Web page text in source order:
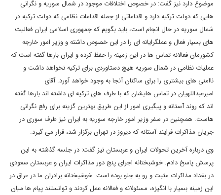
موضوع دارد نیز گفت: در خصوص اختلافات موجود در شمال سوریه و نگرانی
هایی که دولت ترکیه دارد و اقداماتی از جمله اقدامات نظامی که دولت ترکیه در
شمال سوریه در حال انجام است، باید بگویم که جمهوری اسلامی ایران فعالیت
های بسیار فعال و عملگرایانه ای را در این خصوص داشته و وزیر امور خارجه
کشورمان فعالانه تماس ها در این زمینه را حفظ کرده و ایران بارها گفته است که
عملیات نظامی در شمال سوریه هیچ دستاوردی برای ترکیه نخواهد داشت و
ناامنی های بیشتری را برای ساکنان آنجا به وجود خواهد آورد. آقای
امیرعبداللهیان در تماس هایشان که با طرف های ترکیه ای داشته اند بارها گفته
اند که روند آستانه و پیگیری امور از این طریق بهترین گزینه برای رفع نگرانی
هاست. همچنین در سفر وزیر امور خارجه سوریه به ایران نیز طرف سوری در
جریان مذاکرات فرایند آستانه که دیروز در تهران برگزار شد، قرار می گیرد.
وی درباره آخرین تحولات ایران و عربستان نیز گفت: در جلسه گذشته به این
پرسش پاسخ دادم. خوشبختانه اجرای پنج دور مذاکرات ایران و عربستان سعودی
در بغداد مذاکرات مثبت و رو به جلو بوده است. خوشبختانه برادران ما در عراق در
این زمینه بسیار با انگیزه، مسئولانه و فعالانه عمل کردند و توانستند پیام ها میان